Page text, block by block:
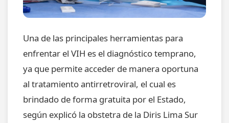
Una de las principales herramientas para
enfrentar el VIH es el diagnóstico temprano,
ya que permite acceder de manera oportuna
al tratamiento antirretroviral, el cual es
brindado de forma gratuita por el Estado,
según explicó la obstetra de la Diris Lima Sur